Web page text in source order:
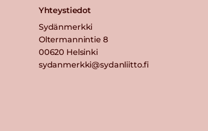
Yhteystiedot
Sydänmerkki
Oltermannintie 8
00620 Helsinki
sydanmerkki@sydanliitto.fi